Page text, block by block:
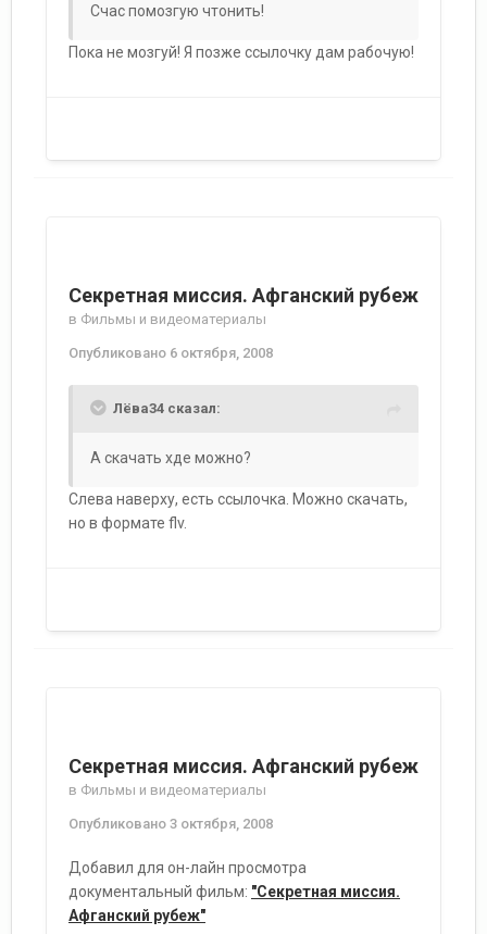
Счас помозгую чтонить!
Пока не мозгуй! Я позже ссылочку дам рабочую!
Секретная миссия. Афганский рубеж
в Фильмы и видеоматериалы
Опубликовано 6 октября, 2008
Лёва34 сказал:
А скачать хде можно?
Слева наверху, есть ссылочка. Можно скачать,
но в формате flv.
Секретная миссия. Афганский рубеж
в Фильмы и видеоматериалы
Опубликовано 3 октября, 2008
Добавил для он-лайн просмотра
документальный фильм: "Секретная миссия.
Афганский рубеж"